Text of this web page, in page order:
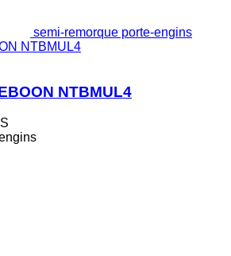
semi-remorque porte-engins
NTBMUL4
NTBMUL4